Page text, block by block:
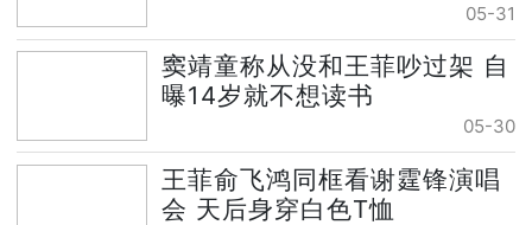
05-31
窦靖童称从没和王菲吵过架 自
曝14岁就不想读书
05-30
王菲俞飞鸿同框看谢霆锋演唱
会 天后身穿白色T恤